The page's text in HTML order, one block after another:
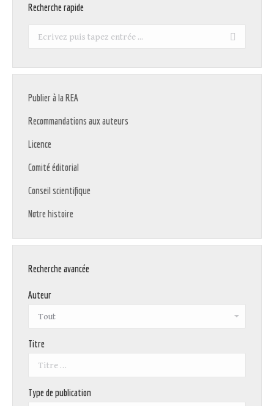
Recherche rapide
Recherche
Publier à la REA
Recommandations aux auteurs
Licence
Comité éditorial
Conseil scientifique
Notre histoire
Recherche avancée
Auteur
Titre
Type de publication